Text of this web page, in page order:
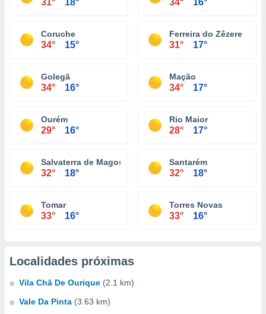
31° 18° 34° 16°
Coruche
34° 15°
Ferreira do Zêzere
31° 17°
Golegã
34° 16°
Mação
34° 17°
Ourém
29° 16°
Rio Maior
28° 17°
Salvaterra de Magos
32° 18°
Santarém
32° 18°
Tomar
33° 16°
Torres Novas
33° 16°
Localidades próximas
Vila Chã De Ourique (2.1 km)
Vale Da Pinta (3.63 km)